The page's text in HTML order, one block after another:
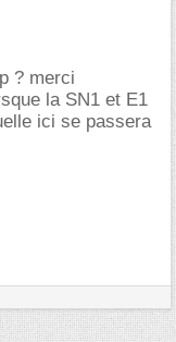
? merci
la SN1 et E1
ici se passera